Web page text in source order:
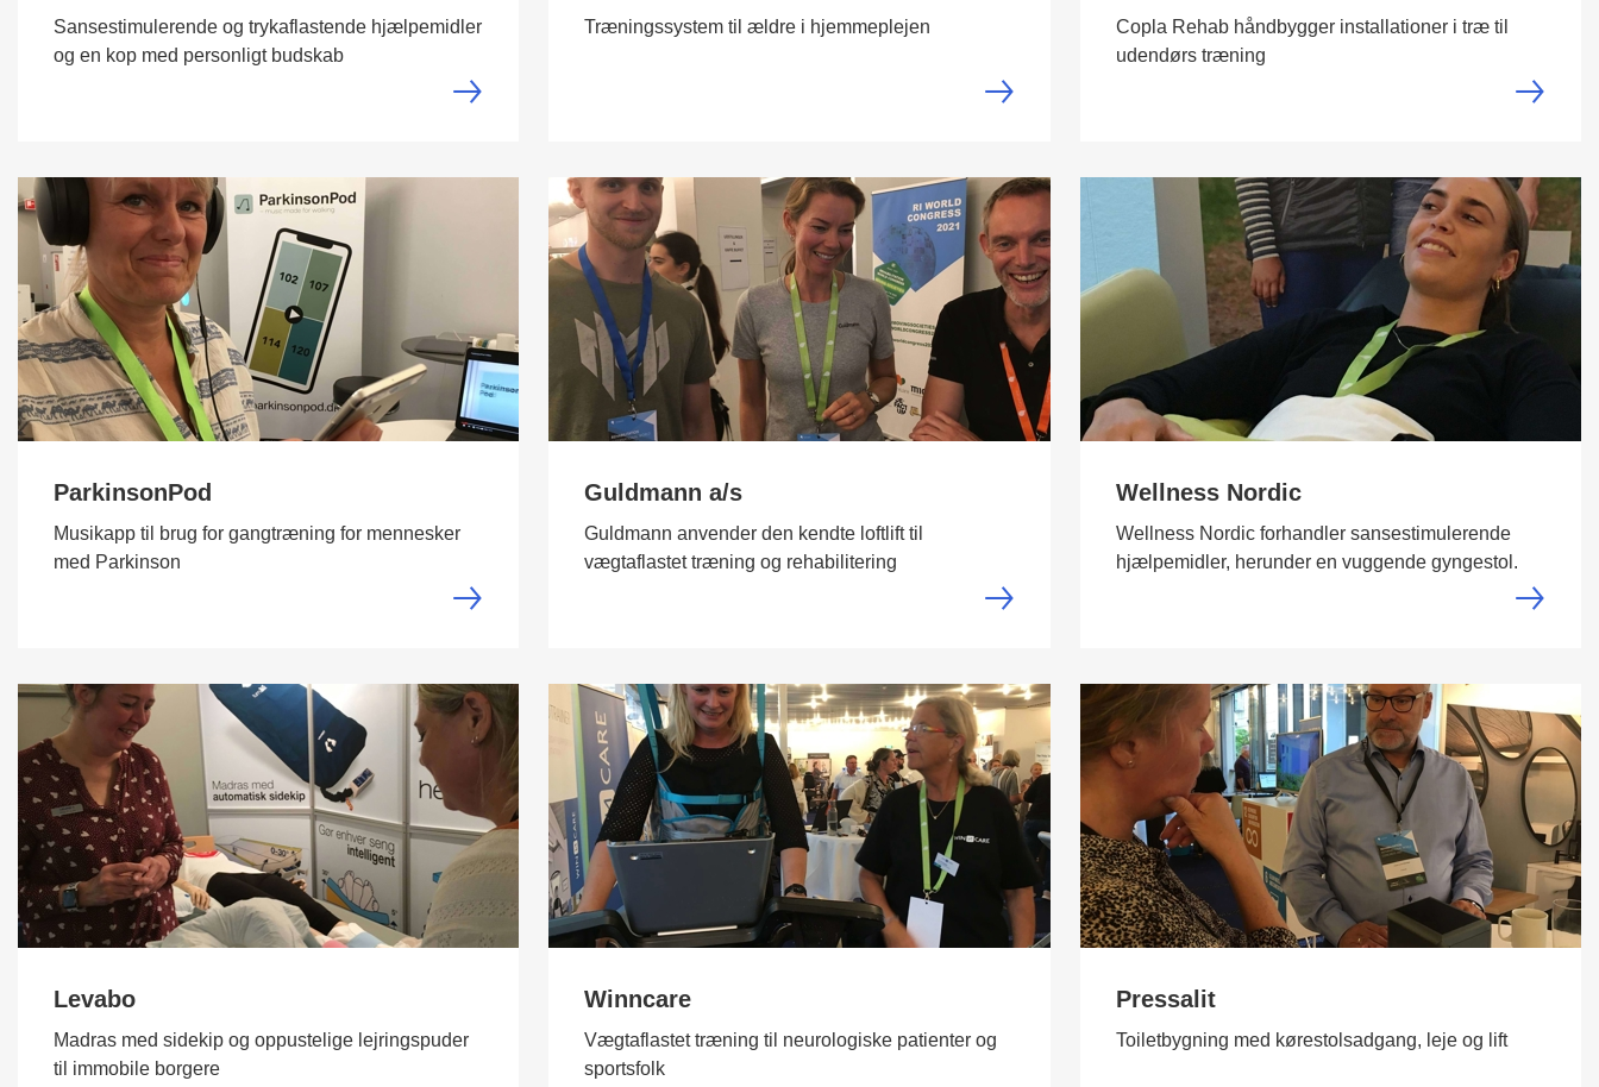
Sansestimulerende og trykaflastende hjælpemidler
og en kop med personligt budskab
Træningssystem til ældre i hjemmeplejen
Copla Rehab håndbygger installationer i træ til
udendørs træning
ParkinsonPod
Musikapp til brug for gangtræning for mennesker
med Parkinson
Guldmann a/s
Guldmann anvender den kendte loftlift til
vægtaflastet træning og rehabilitering
Wellness Nordic
Wellness Nordic forhandler sansestimulerende
hjælpemidler, herunder en vuggende gyngestol.
Levabo
Madras med sidekip og oppustelige lejringspuder
til immobile borgere
Winncare
Vægtaflastet træning til neurologiske patienter og
sportsfolk
Pressalit
Toiletbygning med kørestolsadgang, leje og lift